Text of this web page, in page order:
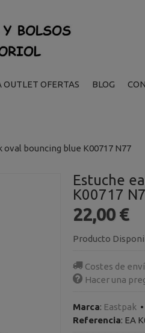
OUTLET OFERTAS BLOG
oval bouncing blue K00717 N77
Estuche
K00717
22,00 €
Producto
Costes de
Hacer una
Marca: Eastpak •
Referencia: EA